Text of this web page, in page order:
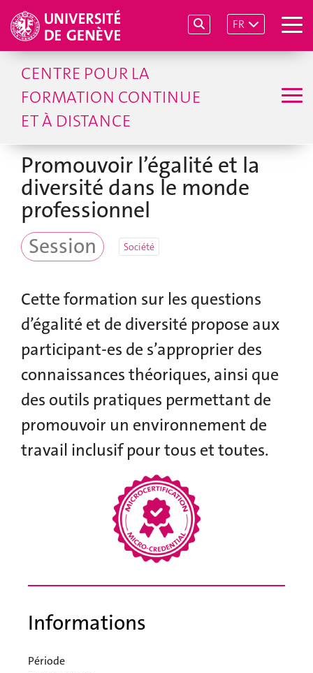
FR
CENTRE POUR LA
FORMATION CONTINUE
ET À DISTANCE
Promouvoir l’égalité et la
diversité dans le monde
professionnel
Session Société
Cette formation sur les questions
d’égalité et de diversité propose aux
participant-es de s’approprier des
connaissances théoriques, ainsi que
des outils pratiques permettant de
promouvoir un environnement de
travail inclusif pour tous et toutes.
Informations
Période